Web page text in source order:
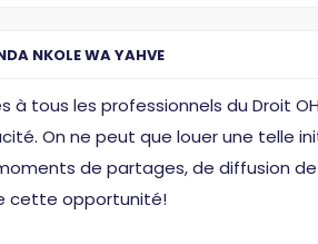
NKOLE WA YAHVE
tous les professionnels du Droit
On ne peut que louer une telle
de partages, de diffusion de
cette opportunité!